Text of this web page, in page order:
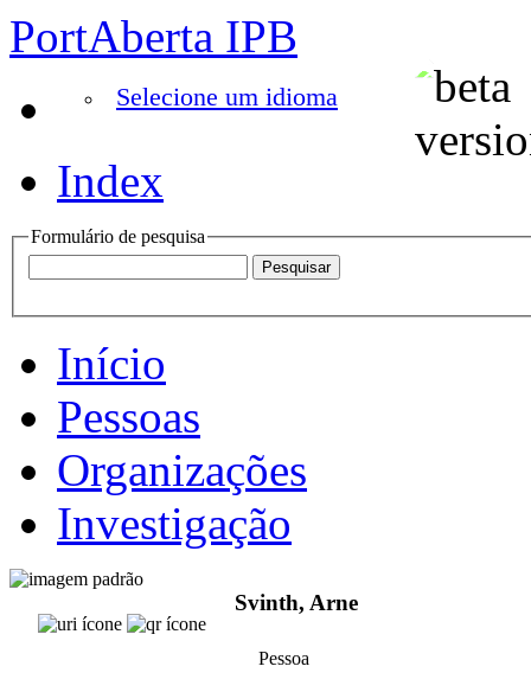
PortAberta IPB
Selecione um idioma
Index
Formulário de pesquisa
Início
Pessoas
Organizações
Investigação
Svinth, Arne
Pessoa